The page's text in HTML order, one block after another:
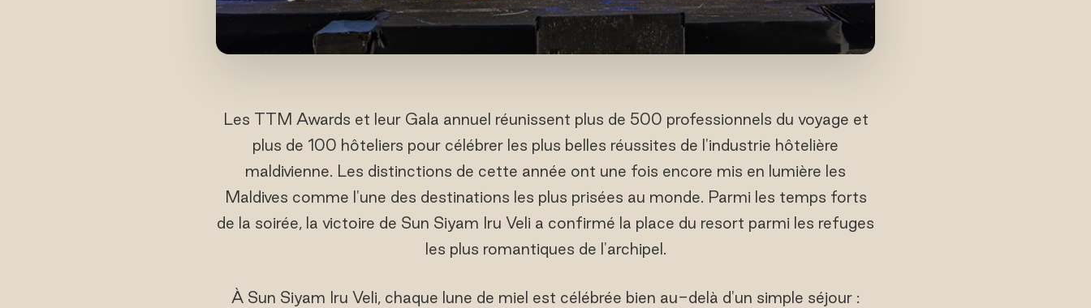
Les TTM Awards et leur Gala annuel réunissent plus de 500 professionnels du voyage et
plus de 100 hôteliers pour célébrer les plus belles réussites de l'industrie hôtelière
maldivienne. Les distinctions de cette année ont une fois encore mis en lumière les
Maldives comme l'une des destinations les plus prisées au monde. Parmi les temps forts
de la soirée, la victoire de Sun Siyam Iru Veli a confirmé la place du resort parmi les refuges
les plus romantiques de l'archipel.
À Sun Siyam Iru Veli, chaque lune de miel est célébrée bien au-delà d'un simple séjour :